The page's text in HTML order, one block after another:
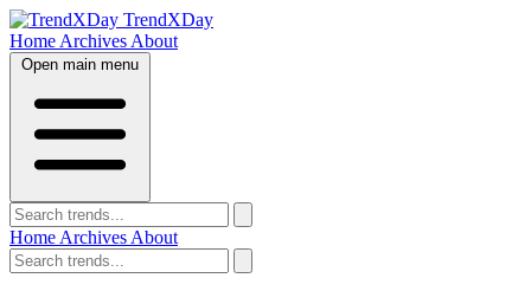
TrendXDay
Home Archives About
Open main menu
Home Archives About